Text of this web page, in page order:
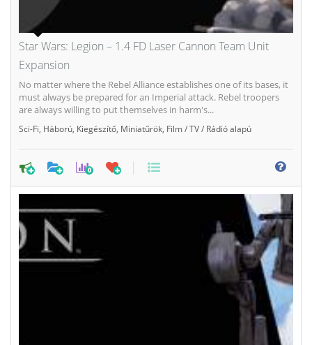
Star Wars: Legion – 1.4 FD Laser Cannon Team Unit
Expansion
No matter where the Rebel Alliance establishes one of its bases, it
must always be prepared for an Imperial attack. Rebel troopers
are always willing to put themselves in harm's...
Sci-Fi Háború Kiegészítő Miniatűrök Film / TV / Rádió alapú
0